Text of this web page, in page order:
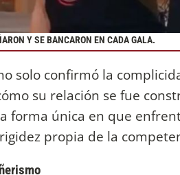
Y SE BANCARON EN CADA GALA.
solo confirmó la
su relación se fue
forma única en que
propia de la